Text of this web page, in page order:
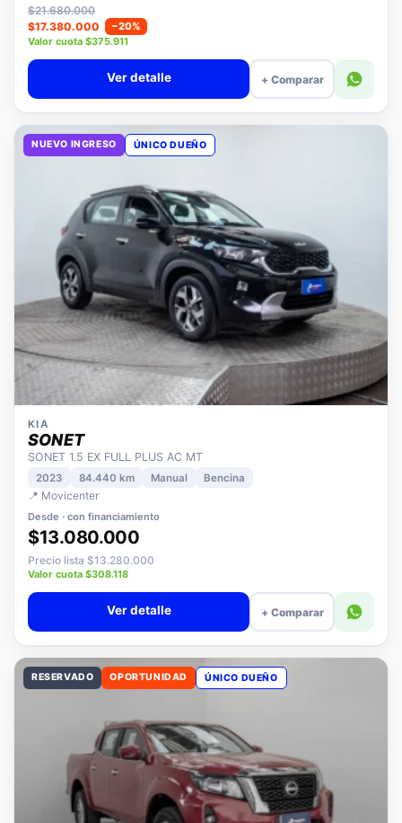
Lista
$21.680.000
$17.380.000
−20%
Valor cuota $375.911
+ Comparar
NUEVO INGRESO
KIA
SONET
SONET 1.5 EX FULL PLUS AC MT
2023 84.440 km
📍 Movicenter
Desde · con financiamiento
$13.080.000
Precio lista $13.280.000
Valor cuota $308.118
+ Comparar
RESERVADO OPORTUNIDAD